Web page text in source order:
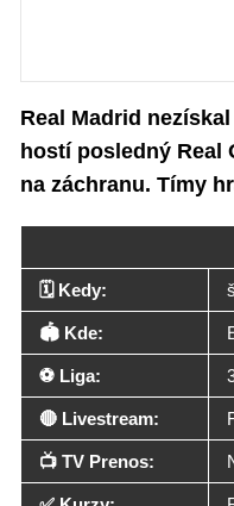
Real Madrid
hostí posledný Real
na záchranu. Tímy
🗓️ Kedy:
🏟️ Kde:
⚽ Liga:
🔴 Livestream:
📺 TV Prenos: